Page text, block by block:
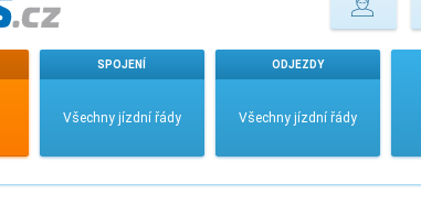
SPOJENÍ
Všechny jízdní řády
ODJEZDY
Všechny jízdní řády